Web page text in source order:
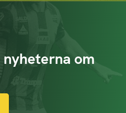
nyheterna om